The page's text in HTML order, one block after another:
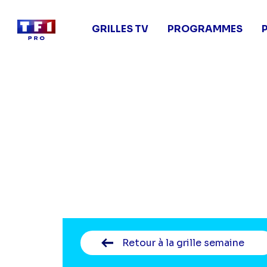
navigation
GRILLES TV PROGRAMMES
Retour à la grille semaine